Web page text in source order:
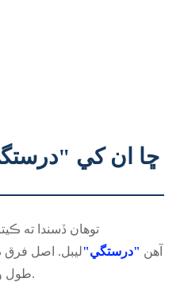
ڇا ان کي
توهان ڏسندا ته
آهن "درستگي"ليبل. اصل فرق
طول و عرض کان اجازت ڏنل انحراف.